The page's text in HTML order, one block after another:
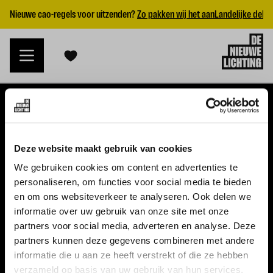
Deze website maakt gebruik van cookies
We gebruiken cookies om content en advertenties te
personaliseren, om functies voor social media te bieden
en om ons websiteverkeer te analyseren. Ook delen we
informatie over uw gebruik van onze site met onze
partners voor social media, adverteren en analyse. Deze
partners kunnen deze gegevens combineren met andere
informatie die u aan ze heeft verstrekt of die ze hebben
verzameld op basis van uw gebruik van hun services.
Nieuwe cao-regels voor uitzenden?Zo pakken wij het aanLandelijke
WERKGEVERS
Nieuwe cao uitzenden 2026
Vraag een offerte aan
VACATURES
Alle vacatures
Topvacatures